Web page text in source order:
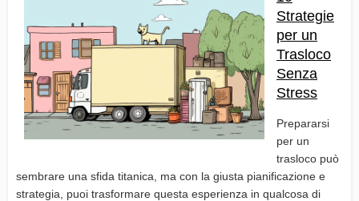
Strategie
per un
Trasloco
Senza
Stress
Prepararsi
per un
trasloco può
sembrare una sfida titanica, ma con la giusta pianificazione e
strategia, puoi trasformare questa esperienza in qualcosa di